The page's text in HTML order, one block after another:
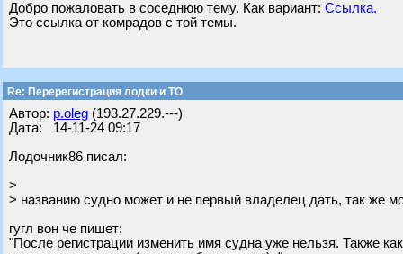
Добро пожаловать в соседнюю тему. Как вариант: Ссылка.
Это ссылка от комрадов с той темы.
Re: Перерегистрация лодки и ТО
Автор: p.oleg (193.27.229.---)
Дата: 14-11-24 09:17
Лодочник86 писал:
>
> названию судно может и не первый владелец дать, так же
гугл вон че пишет:
"После регистрации изменить имя судна уже нельзя. Также